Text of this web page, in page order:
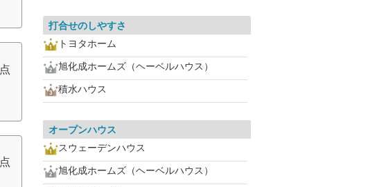
点
点
打合せのしやすさ
トヨタホーム
旭化成ホームズ（ヘーベルハウス）
積水ハウス
オープンハウス
スウェーデンハウス
旭化成ホームズ（ヘーベルハウス）